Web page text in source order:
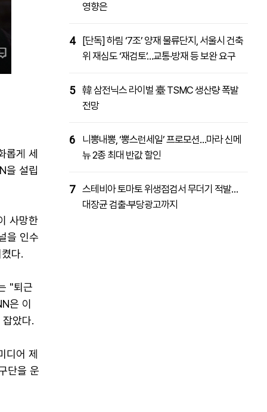
롭게 세
을 설립
사망한
을 인수
다.
"퇴근
은 이
았다.
디어 제
단을 운
영향은
4
[단독] 하림 ‘7조’ 양재 물류단지, 서울시 건축
위 재심도 ‘재검토’…교통·방재 등 보완 요구
5 韓 삼전닉스 라이벌 臺 TSMC 생산량 폭발
전망
6
니뽕내뽕, ‘뽕스런세일’ 프로모션…마라 신메
뉴 2종 최대 반값 할인
7 스테비아 토마토 위생점검서 무더기 적발…
대장균 검출·부당광고까지